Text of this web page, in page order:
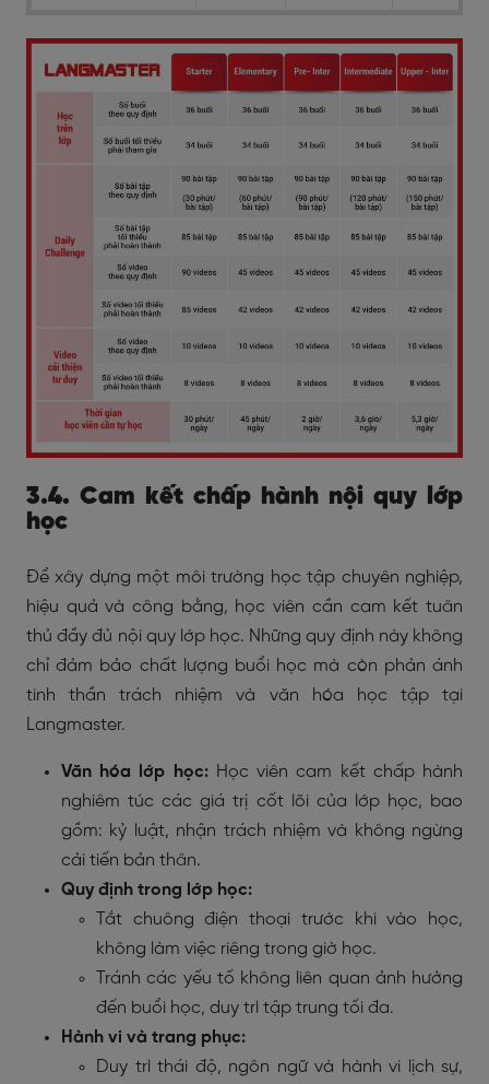
3.4. Cam kết chấp hành nội quy lớp
học
Để xây dựng một môi trường học tập chuyên nghiệp,
hiệu quả và công bằng, học viên cần cam kết tuân
thủ đầy đủ nội quy lớp học. Những quy định này không
chỉ đảm bảo chất lượng buổi học mà còn phản ánh
tinh thần trách nhiệm và văn hóa học tập tại
Langmaster.
Văn hóa lớp học:Học viên cam kết chấp hành
nghiêm túc các giá trị cốt lõi của lớp học, bao
gồm: kỷ luật, nhận trách nhiệm và không ngừng
cải tiến bản thân.
Quy định trong lớp học:
Tắt chuông điện thoại trước khi vào học,
không làm việc riêng trong giờ học.
Tránh các yếu tố không liên quan ảnh hưởng
đến buổi học, duy trì tập trung tối đa.
Hành vi và trang phục:
Duy trì thái độ, ngôn ngữ và hành vi lịch sự,